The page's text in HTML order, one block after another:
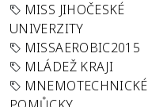
MISS JIHOČESKÉ
UNIVERZITY
MISSAEROBIC2015
MLÁDEŽ KRAJI
MNEMOTECHNICKÉ